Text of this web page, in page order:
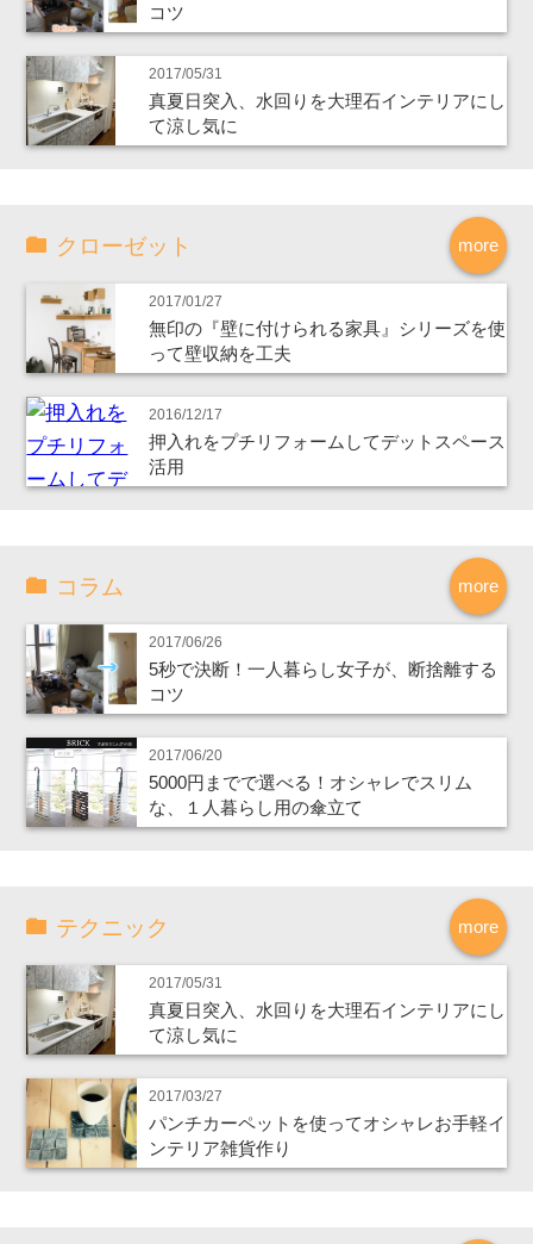
コツ
2017/05/31
真夏日突入、水回りを大理石インテリアにし
て涼し気に
more
クローゼット
2017/01/27
無印の『壁に付けられる家具』シリーズを使
って壁収納を工夫
2016/12/17
押入れをプチリフォームしてデットスペース
活用
more
コラム
2017/06/26
5秒で決断！一人暮らし女子が、断捨離する
コツ
2017/06/20
5000円までで選べる！オシャレでスリム
な、１人暮らし用の傘立て
more
テクニック
2017/05/31
真夏日突入、水回りを大理石インテリアにし
て涼し気に
2017/03/27
パンチカーペットを使ってオシャレお手軽イ
ンテリア雑貨作り